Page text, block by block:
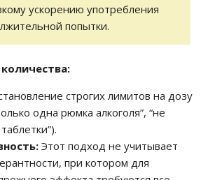
ускорению употребления
попытки.
строгих лимитов на дозу
одна рюмка алкоголя”, “не
Этот подход не учитывает
при котором для